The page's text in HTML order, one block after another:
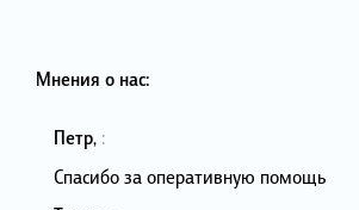
Мнения о нас:
Петр, :
Спасибо за оперативную помощь